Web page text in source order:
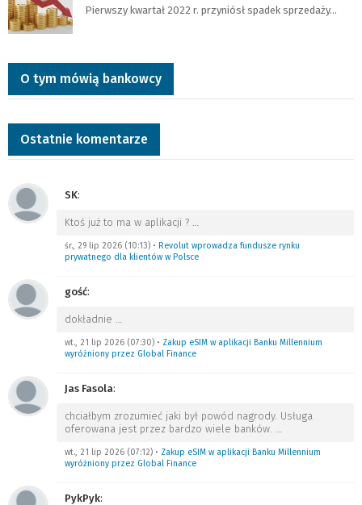
Pierwszy kwartał 2022 r. przyniósł spadek sprzedaży…
O tym mówią bankowcy
Ostatnie komentarze
SK:
Ktoś już to ma w aplikacji ? …
śr., 29 lip 2026 (10:13) • Revolut wprowadza fundusze rynku
prywatnego dla klientów w Polsce
gość:
dokładnie …
wt., 21 lip 2026 (07:30) • Zakup eSIM w aplikacji Banku Millennium
wyróżniony przez Global Finance
Jas Fasola:
chciałbym zrozumieć jaki był powód nagrody. Usługa
oferowana jest przez bardzo wiele banków. …
wt., 21 lip 2026 (07:12) • Zakup eSIM w aplikacji Banku Millennium
wyróżniony przez Global Finance
PykPyk: